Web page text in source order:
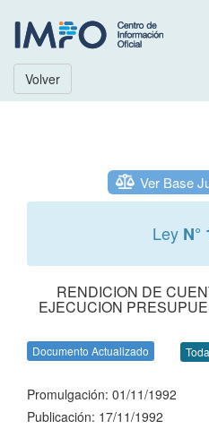
Volver
Ver Base
Ley N°
RENDICION DE
EJECUCION
Documento Actualizado
Promulgación: 01/11/1992
Publicación: 17/11/1992